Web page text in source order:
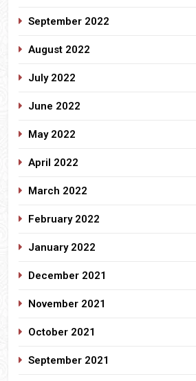
September 2022
August 2022
July 2022
June 2022
May 2022
April 2022
March 2022
February 2022
January 2022
December 2021
November 2021
October 2021
September 2021